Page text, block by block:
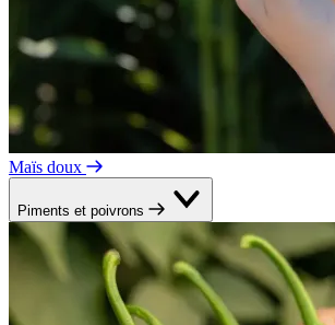
Maïs doux
Piments et poivrons